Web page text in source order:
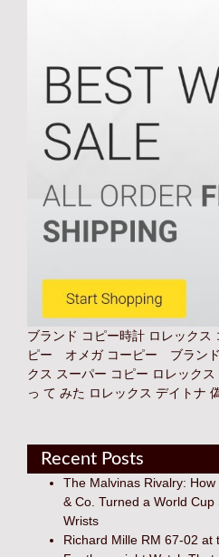
ブランド コピー時計 ロレック
ピー オメガ コーピー ブランド
クス スーパー コピー ロレックス
っ て みた ロレックス デイトナ
Recent Posts
The Malvinas Rivalry:
& Co. Turned a World
Wrists
Richard Mille RM 67-02 at